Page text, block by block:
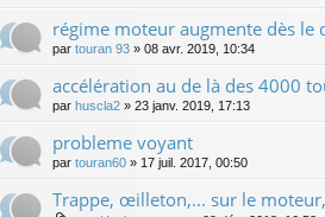
régime moteur augmente dès le
par touran 93 » 08 avr. 2019, 10:34
accélération au de là des 4000
par huscla2 » 23 janv. 2019, 17:13
probleme voyant
par touran60 » 17 juil. 2017, 00:50
Trappe, œilleton,... sur le